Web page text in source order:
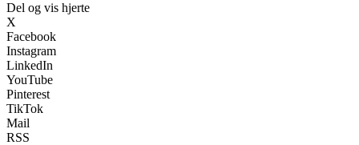
Del og vis hjerte
X
Facebook
Instagram
LinkedIn
YouTube
Pinterest
TikTok
Mail
RSS